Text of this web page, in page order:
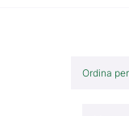
Ordina per